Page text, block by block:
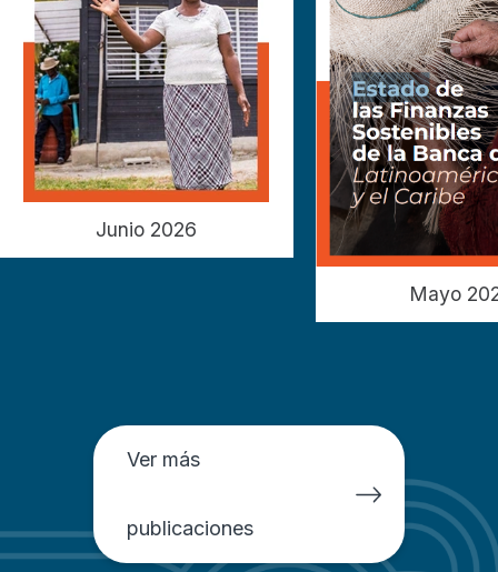
Junio 2026
Mayo
Ver más
publicaciones